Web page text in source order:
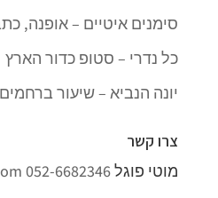
סימנים איטיים – אופנה,
כל נדרי – סטופ כדור הארץ
יונה הנביא – שיעור ברחמים
צרו קשר
מוטי פוגל052-6682346